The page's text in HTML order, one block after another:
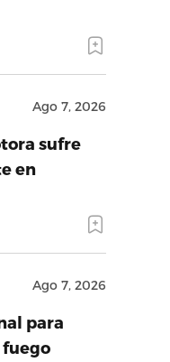
Ago 7, 2026
sufre
en
Ago 7, 2026
para